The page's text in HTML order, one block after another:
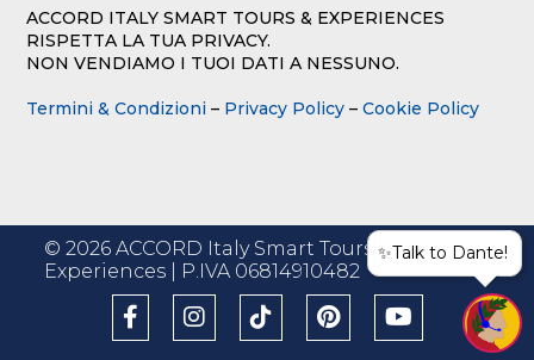
ACCORD ITALY SMART TOURS & EXPERIENCES
RISPETTA LA TUA PRIVACY.
NON VENDIAMO I TUOI DATI A NESSUNO.
Termini & Condizioni – Privacy Policy –Cookie Policy
© 2026 ACCORD Italy Smart Tours &
Experiences | P.IVA 06814910482
✨Talk to Dante!